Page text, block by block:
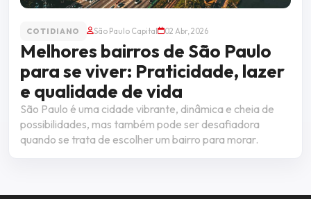
COTIDIANO São Paulo Capital 02 Abr, 2026
Melhores bairros de São Paulo
para se viver: Praticidade, lazer
e qualidade de vida
São Paulo é uma cidade vibrante, dinâmica e cheia de
possibilidades, mas também pode ser desafiadora
quando se trata de escolher um bairro para morar.